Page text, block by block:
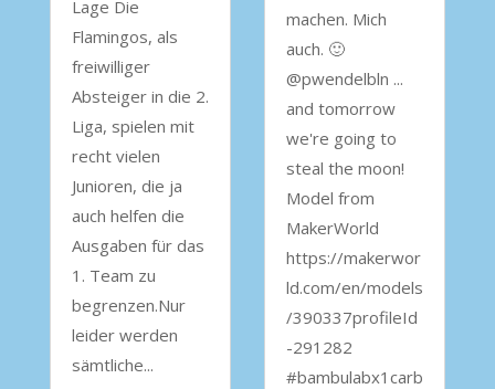
Lage Die
Flamingos, als
freiwilliger
Absteiger in die 2.
Liga, spielen mit
recht vielen
Junioren, die ja
auch helfen die
Ausgaben für das
1. Team zu
begrenzen.Nur
leider werden
sämtliche...
machen. Mich
auch. 🙂
@pwendelbln ...
and tomorrow
we're going to
steal the moon!
Model from
MakerWorld
https://makerwor
ld.com/en/models
/390337profileId
-291282
#bambulabx1carb